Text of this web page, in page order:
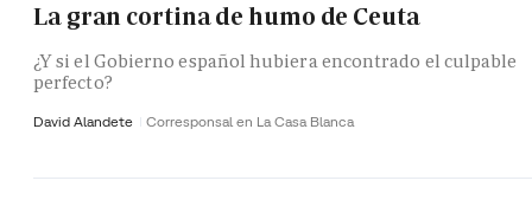
La gran cortina de humo de Ceuta
¿Y si el Gobierno español hubiera encontrado el culpable
perfecto?
David Alandete Corresponsal en La Casa Blanca